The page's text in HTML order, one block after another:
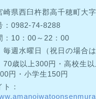
崎県西臼杵郡高千穂町大
：0982-74-8288
：10：00～22：00
毎週水曜日（祝日の場合は
70歳以上300円・高校生以
円・小学生150円
：